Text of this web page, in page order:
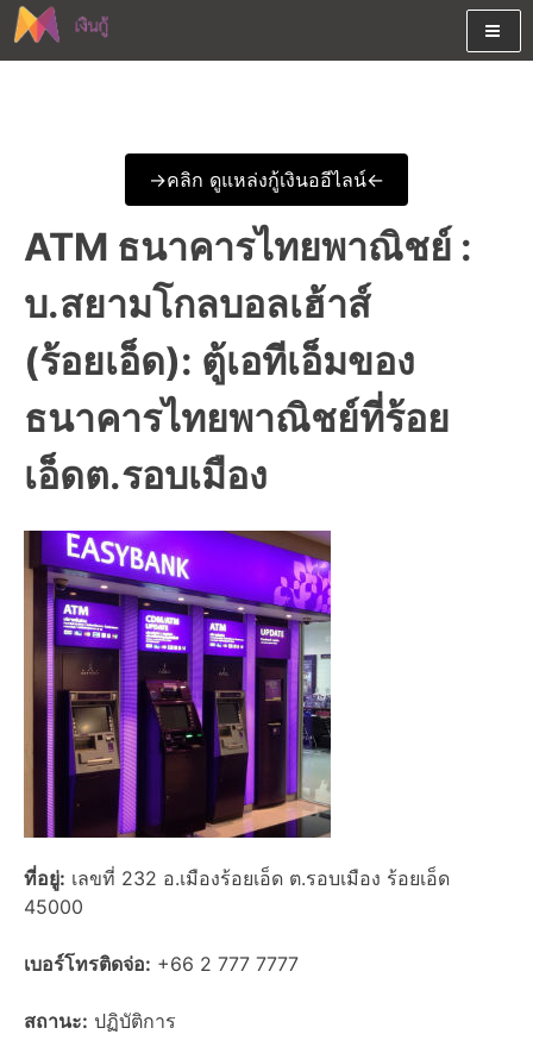
Skip
to
เงินด่วนรับสินเชื่อพร้อมบัตรกด
เงินสด และมีรีไฟแนนซ์ด้วย
->คลิก ดูแหล่งกู้เงินออีไลน์<-
ATM ธนาคารไทยพาณิชย์ :
บ.สยามโกลบอลเฮ้าส์
(ร้อยเอ็ด): ตู้เอทีเอ็มของ
ธนาคารไทยพาณิชย์ที่ร้อย
เอ็ดต.รอบเมือง
ที่อยู่: เลขที่ 232 อ.เมืองร้อยเอ็ด ต.รอบเมือง ร้อยเอ็ด
45000
เบอร์โทรติดจ่อ: +66 2 777 7777
สถานะ: ปฏิบัติการ